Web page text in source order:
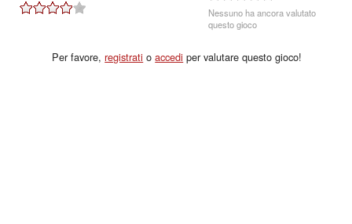
Nessuno ha ancora valutato
questo gioco
Per favore,registrati oaccedi per valutare questo gioco!